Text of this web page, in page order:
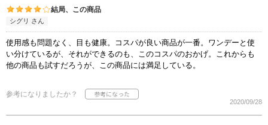
結局、この商品
シグリ さん
使用感も問題なく、目も健康。コスパが良い商品が一番。ワンデーと使
い分けているが、それができるのも、このコスパのおかげ。これからも
他の商品も試すだろうが、この商品には満足している。
参考になりましたか？
2020/09/28